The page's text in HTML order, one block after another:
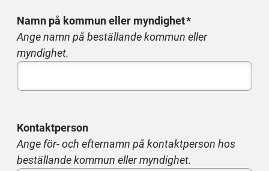
Namn på kommun eller myndighet
Ange namn på beställande kommun eller
myndighet.
Kontaktperson
Ange för- och efternamn på kontaktperson hos
beställande kommun eller myndighet.